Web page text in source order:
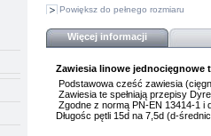
Powiększ do pełnego rozmiaru
Więcej informacji
Zawiesia linowe jednocięgnowe
Podstawowa cześć zawiesia
Zawiesia te spełniają przepisy
Zgodne z normą PN-EN 13414-1 i
Długośc pętli 15d na 7,5d (d-